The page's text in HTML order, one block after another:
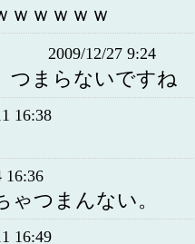
ｗｗｗｗｗ
2009/12/27 9:24
つまらないですね
16:38
16:36
つまんない。
16:49